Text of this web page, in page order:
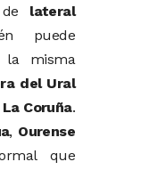
lateral
puede
la misma
del Ural
Coruña.
, Ourense
que